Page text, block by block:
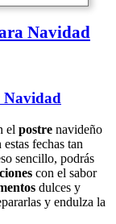
Navidad
Navidad
el postre navideño
fechas tan
sencillo, podrás
con el sabor
dulces y
y endulza la